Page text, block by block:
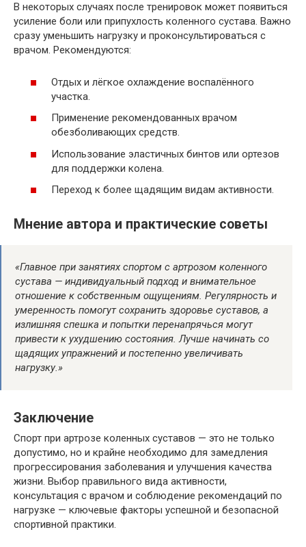
В некоторых случаях после тренировок может появиться
усиление боли или припухлость коленного сустава. Важно
сразу уменьшить нагрузку и проконсультироваться с
врачом. Рекомендуются:
Отдых и лёгкое охлаждение воспалённого
участка.
Применение рекомендованных врачом
обезболивающих средств.
Использование эластичных бинтов или ортезов
для поддержки колена.
Переход к более щадящим видам активности.
Мнение автора и практические советы
«Главное при занятиях спортом с артрозом коленного
сустава — индивидуальный подход и внимательное
отношение к собственным ощущениям. Регулярность и
умеренность помогут сохранить здоровье суставов, а
излишняя спешка и попытки перенапрячься могут
привести к ухудшению состояния. Лучше начинать со
щадящих упражнений и постепенно увеличивать
нагрузку.»
Заключение
Спорт при артрозе коленных суставов — это не только
допустимо, но и крайне необходимо для замедления
прогрессирования заболевания и улучшения качества
жизни. Выбор правильного вида активности,
консультация с врачом и соблюдение рекомендаций по
нагрузке — ключевые факторы успешной и безопасной
спортивной практики.